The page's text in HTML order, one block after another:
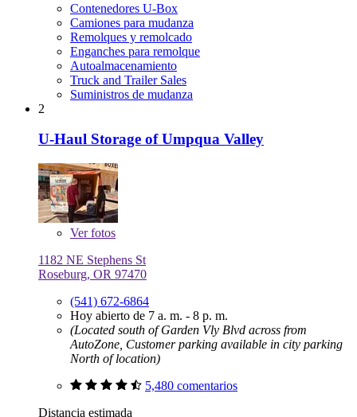
Contenedores U-Box
Camiones para mudanza
Remolques y remolcado
Enganches para remolque
Autoalmacenamiento
Truck and Trailer Sales
Suministros de mudanza
2
U-Haul Storage of Umpqua Valley
Verfotos
1182 NE Stephens St
Roseburg, OR 97470
(541) 672-6864
Hoy abierto de 7 a. m. - 8 p. m.
(Located south of Garden Vly Blvd across from
AutoZone, Customer parking available in city parking
North of location)
5,480 comentarios
Distancia estimada